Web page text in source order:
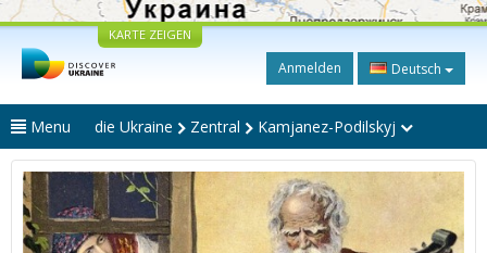
KARTE ZEIGEN
Anmelden Deutsch
Menu die Ukraine Zentral Kamjanez-Podilskyj